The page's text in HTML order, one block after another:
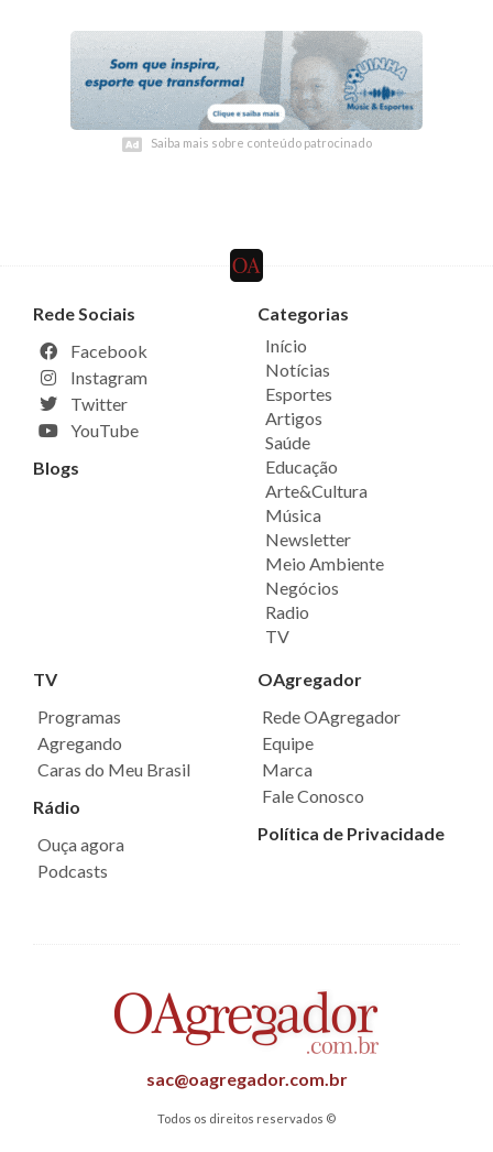
Saiba mais sobre conteúdo patrocinado
Saiba mais sobre conteúdo patrocinado
Rede Sociais
Facebook
Instagram
Twitter
YouTube
Blogs
Categorias
Início
Notícias
Esportes
Artigos
Saúde
Educação
Arte&Cultura
Música
Newsletter
Meio Ambiente
Negócios
Radio
TV
TV
Programas
Agregando
Caras do Meu Brasil
Rádio
Ouça agora
Podcasts
OAgregador
Rede OAgregador
Equipe
Marca
Fale Conosco
Política de Privacidade
sac@oagregador.com.br
Todos os direitos reservados ©